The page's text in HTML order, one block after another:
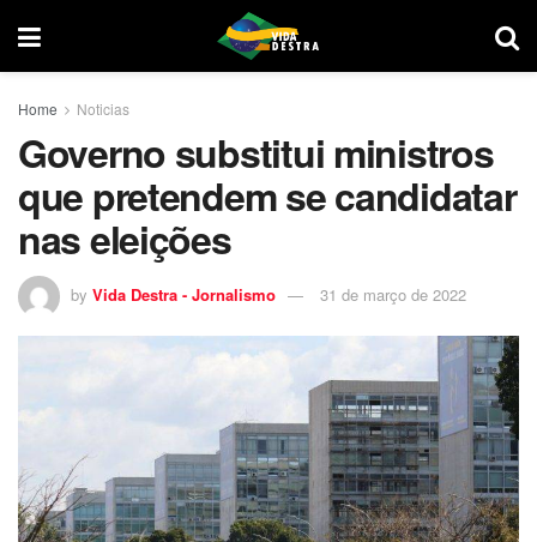
Home Noticias
Governo substitui ministros
que pretendem se candidatar
nas eleições
by Vida Destra - Jornalismo 31 de março de 2022